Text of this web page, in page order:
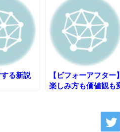
････････････････････････
画】カニ、ちょっかい出してきた
県のなめこのデカさが規格外だった
版「ご冗談でしょう、ファインマ
像】整形で2400万円超えの美女
グは10周年ですがnoteに引っ越し
る新説
【ビフォーアフター】
楽しみ方も価値観も